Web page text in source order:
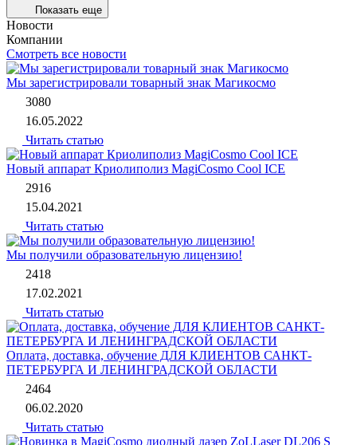
Показать еще
Новости
Компании
Смотреть все новости
Мы зарегистрировали товарный знак Магикосмо
3080
16.05.2022
Читать статью
Новый аппарат Криолиполиз MagiCosmo Cool ICE
2916
15.04.2021
Читать статью
Мы получили образовательную лицензию!
2418
17.02.2021
Читать статью
Оплата, доставка, обучение ДЛЯ КЛИЕНТОВ САНКТ-
ПЕТЕРБУРГА И ЛЕНИНГРАДСКОЙ ОБЛАСТИ
2464
06.02.2020
Читать статью